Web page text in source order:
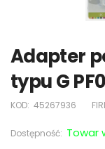
Adapter
typu G
KOD: 45267936
Dostępność: Towar